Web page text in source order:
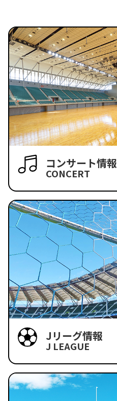
コンサート情報
CONCERT
Jリーグ情報
J LEAGUE